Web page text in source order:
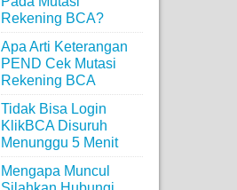
Rekening BCA?
Apa Arti Keterangan
PEND Cek Mutasi
Rekening BCA
Tidak Bisa Login
KlikBCA Disuruh
Menunggu 5 Menit
Mengapa Muncul